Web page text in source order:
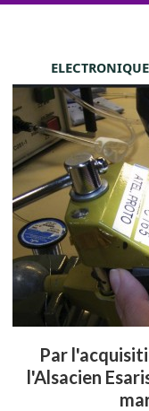
Par
l'Alsacien